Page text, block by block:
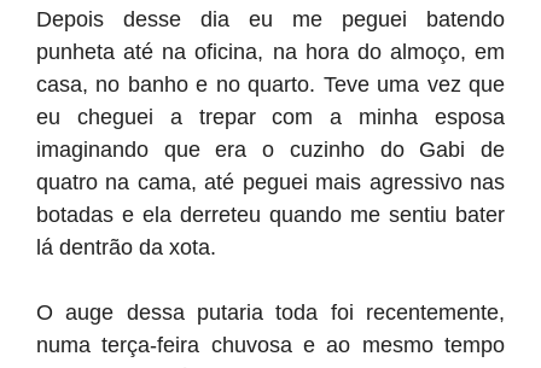
Depois desse dia eu me peguei batendo
punheta até na oficina, na hora do almoço, em
casa, no banho e no quarto. Teve uma vez que
eu cheguei a trepar com a minha esposa
imaginando que era o cuzinho do Gabi de
quatro na cama, até peguei mais agressivo nas
botadas e ela derreteu quando me sentiu bater
lá dentrão da xota.
O auge dessa putaria toda foi recentemente,
numa terça-feira chuvosa e ao mesmo tempo